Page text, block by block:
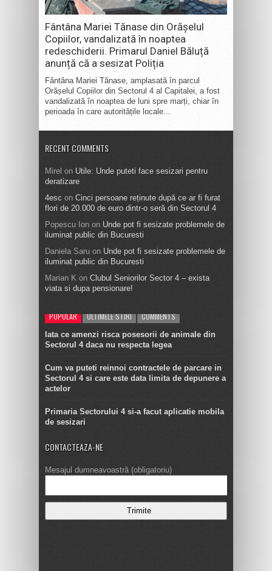
Fântâna Mariei Tănase din Orășelul
Copiilor, vandalizată în noaptea
redeschiderii. Primarul Daniel Băluță
anunță că a sesizat Poliția
Fântâna Mariei Tănase, amplasată în parcul
Orășelul Copiilor din Sectorul 4 al Capitalei, a fost
vandalizată în noaptea de luni spre marți, chiar în
perioada în care autoritățile locale...
RECENT COMMENTS
Mirel on Utile: Unde puteti face sesizari pentru
deratizare
4esc on Cinci persoane reținute după ce ar fi furat
flori de 20.000 de euro dintr-o seră din Sectorul 4
Popescu Ion on Unde pot fi sesizate problemele de
iluminat public din Bucuresti
Daniela Saru on Unde pot fi sesizate problemele de
iluminat public din Bucuresti
Marian K on Clubul Seniorilor Sector 4 – exista
viata si dupa pensionare!
POPULAR ULTIMELE STIRI COMMENTS
Iata ce amenzi risca posesorii de animale din
Sectorul 4 daca nu respecta legea
Cum va puteti reinnoi contractele de parcare in
Sectorul 4 si care este data limita de depunere a
actelor
Primaria Sectorului 4 si-a facut aplicatie mobila
de sesizari
CONTACTEAZA-NE
Mesajul dumneavoastră (obligatoriu)